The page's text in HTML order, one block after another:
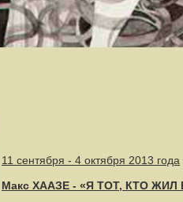
11 сентября - 4 октября 2013 года
Макс ХААЗЕ - «Я ТОТ, КТО